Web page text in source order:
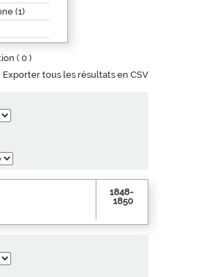
(1)
( 0 )
Exporter tous les résultats en CSV
1848-
1850